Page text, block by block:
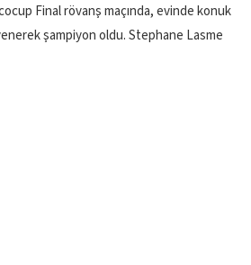
Final rövanş maçında, evinde konuk
şampiyon oldu. Stephane Lasme